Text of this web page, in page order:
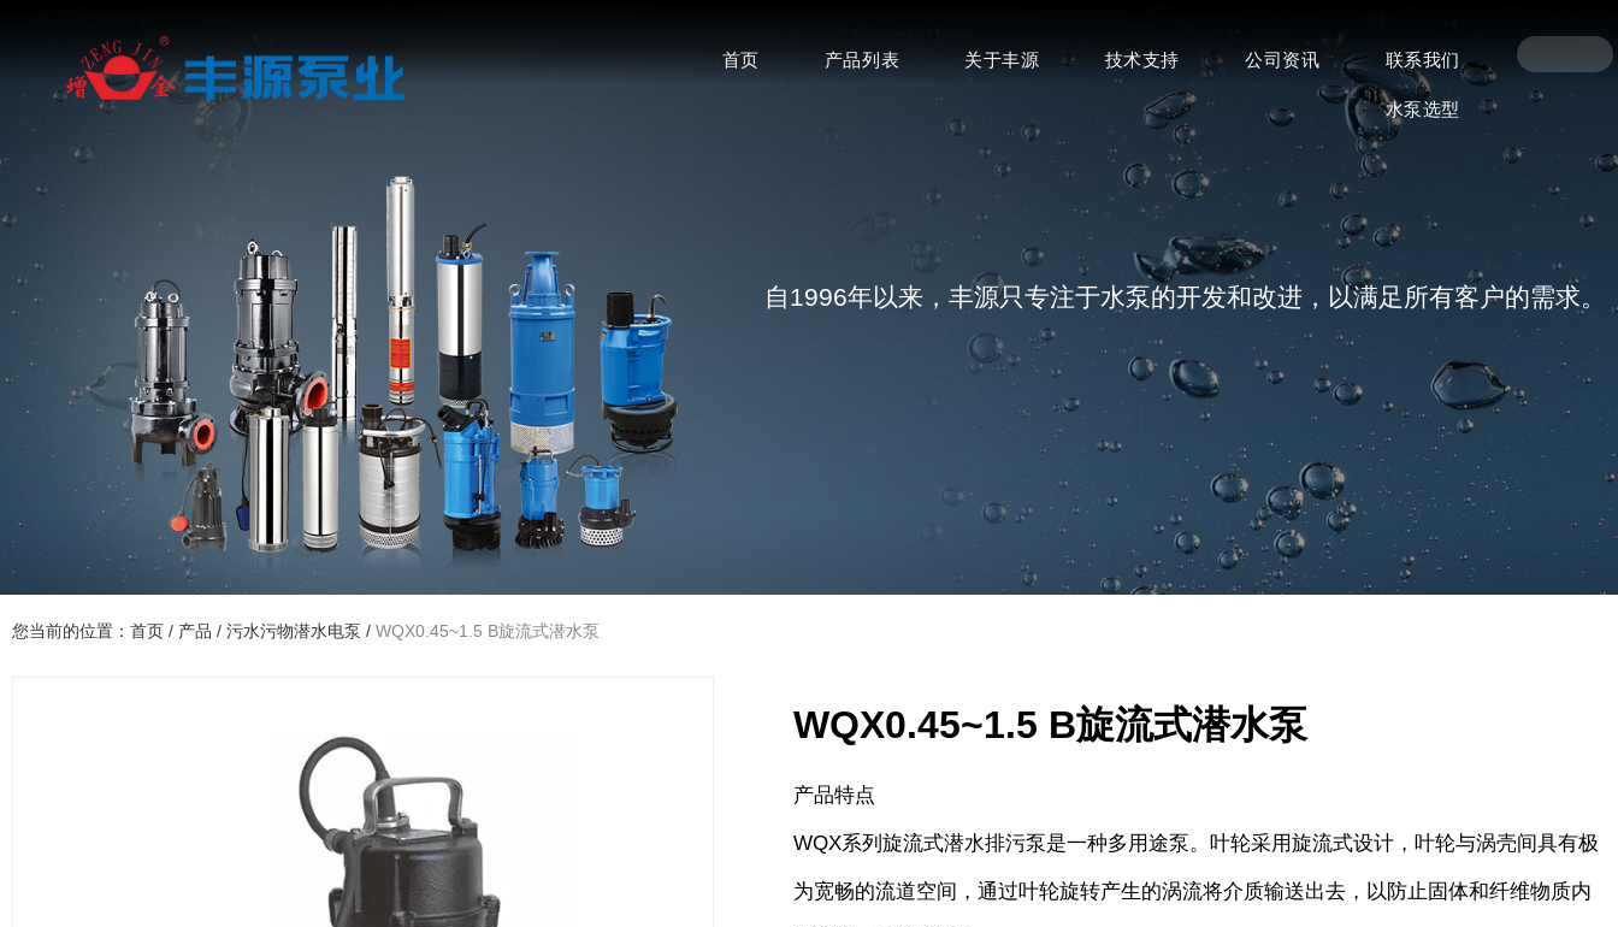
首页 产品列表 关于丰源 技术支持 公司资讯 联系我们
水泵选型
自1996年以来，丰源只专注于水泵的开发和改进，以满足所有客户的需求。
您当前的位置：首页 / 产品 / 污水污物潜水电泵 / WQX0.45~1.5 B旋流式潜水泵
WQX0.45~1.5 B旋流式潜水泵
产品特点
WQX系列旋流式潜水排污泵是一种多用途泵。叶轮采用旋流式设计，叶轮与涡壳间具有极
为宽畅的流道空间，通过叶轮旋转产生的涡流将介质输送出去，以防止固体和纤维物质内